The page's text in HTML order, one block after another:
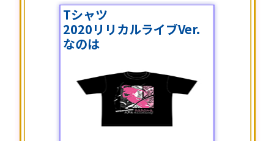
Tシャツ
2020リリカルライブVer.
なのは